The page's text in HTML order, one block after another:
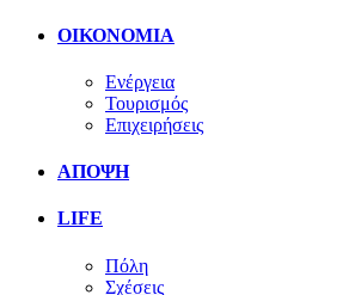
ΟΙΚΟΝΟΜΙΑ
Ενέργεια
Τουρισμός
Επιχειρήσεις
ΑΠΟΨΗ
LIFE
Πόλη
Σχέσεις